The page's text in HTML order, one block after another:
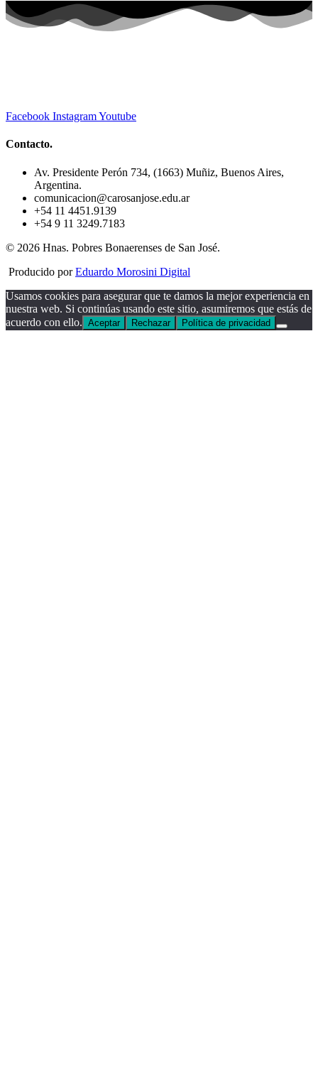
Facebook InstagramYoutube
Contacto.
Av. Presidente Perón 734, (1663) Muñiz, Buenos Aires,
Argentina.
comunicacion@carosanjose.edu.ar
+54 11 4451.9139
+54 9 11 3249.7183
© 2026 Hnas. Pobres Bonaerenses de San José.
Producido porEduardo Morosini Digital
Usamos cookies para asegurar que te damos la mejor experiencia en
nuestra web. Si continúas usando este sitio, asumiremos que estás de
acuerdo con ello. Aceptar Rechazar Política de privacidad